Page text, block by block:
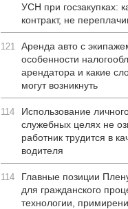
УСН при госзакупках:
контракт, не
121 Аренда авто с
особенности
арендатора и какие
могут возникнуть
114
Использование
служебных целях не
работник трудится в
водителя
114
Главные позиции
для гражданского
технологии,